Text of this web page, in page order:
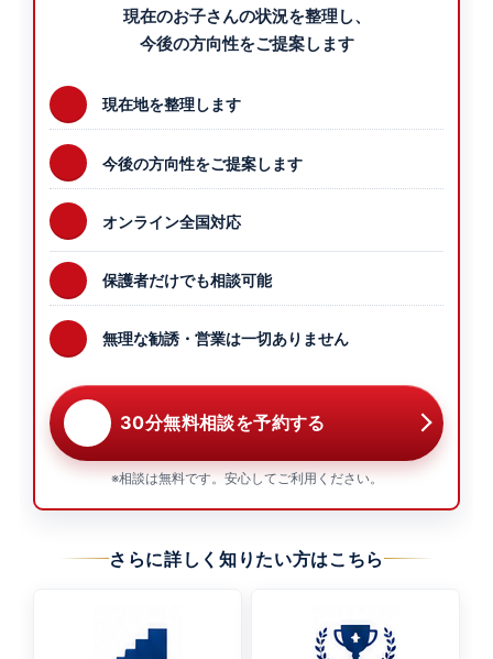
現在のお子さんの状況を整理し、
今後の方向性をご提案します
現在地を整理します
今後の方向性をご提案します
オンライン全国対応
保護者だけでも相談可能
無理な勧誘・営業は一切ありません
30分無料相談を予約する
※相談は無料です。安心してご利用ください。
さらに詳しく知りたい方はこちら